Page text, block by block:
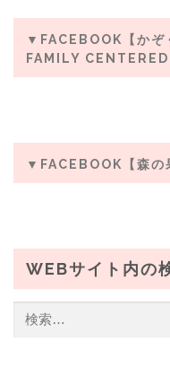
▼FACEBOOK【か
FAMILY
▼FACEBOOK【森の
WEBサイト内の